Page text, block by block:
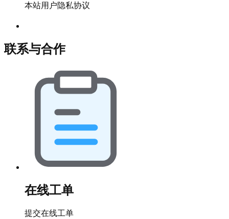
本站用户隐私协议
联系与合作
在线工单
提交在线工单